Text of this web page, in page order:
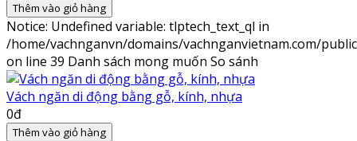
Thêm vào giỏ hàng
Notice: Undefined variable: tlptech_text_ql in
/home/vachnganvn/domains/vachnganvietnam.com/
on line 39 Danh sách mong muốn So sánh
Vách ngăn di động bằng gỗ, kính, nhựa
0đ
Thêm vào giỏ hàng